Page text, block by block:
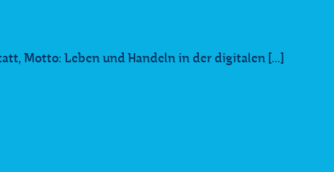
Motto: Leben und Handeln in der digitalen [...]